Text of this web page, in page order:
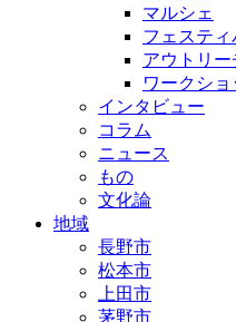
マルシェ
フェスティ
アウトリー
ワークショ
インタビュー
コラム
ニュース
もの
文化論
地域
長野市
松本市
上田市
茅野市